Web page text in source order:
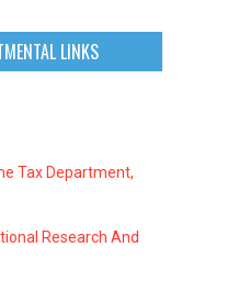
LINKS
Tax Department,
Research And